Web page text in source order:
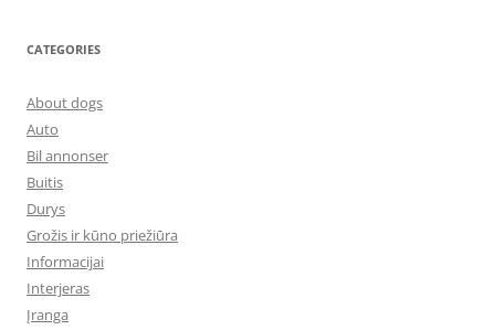
CATEGORIES
About dogs
Auto
Bil annonser
Buitis
Durys
Grožis ir kūno priežiūra
Informacijai
Interjeras
Įranga